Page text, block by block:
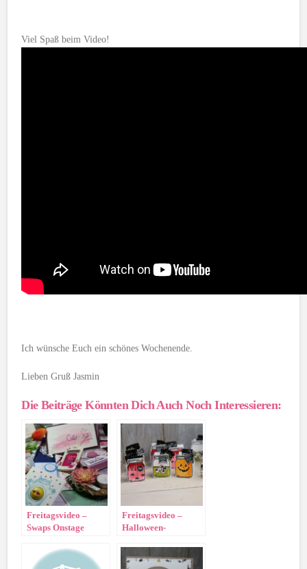
Viel Spaß beim Video!
Ich wünsche Euch ein schönes Wochenende.
Lieben Gruß Jasmin
Die Beiträge Könnten Dich Auch Noch Interessieren:
Freitagsvideo –
Swaps Onstage
Freitagsvideo –
Halloween-